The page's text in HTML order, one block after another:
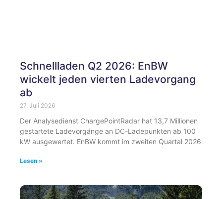
Schnellladen Q2 2026: EnBW
wickelt jeden vierten Ladevorgang
ab
27. Juli 2026
Der Analysedienst ChargePointRadar hat 13,7 Millionen
gestartete Ladevorgänge an DC-Ladepunkten ab 100
kW ausgewertet. EnBW kommt im zweiten Quartal 2026
Lesen »